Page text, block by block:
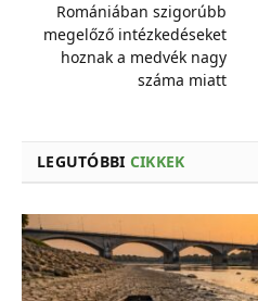
Romániában szigorúbb
megelőző intézkedéseket
hoznak a medvék nagy
száma miatt
LEGUTÓBBI CIKKEK